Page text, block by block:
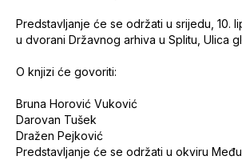
Predstavljanje će se održati u srijedu, 10.
u dvorani Državnog arhiva u Splitu, Ulica
O knjizi će govoriti:
Bruna Horović Vuković
Darovan Tušek
Dražen Pejković
Predstavljanje će se održati u okviru